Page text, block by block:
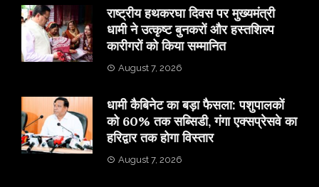
राष्ट्रीय हथकरघा दिवस पर मुख्यमंत्री
धामी ने उत्कृष्ट बुनकरों और हस्तशिल्प
कारीगरों को किया सम्मानित
August 7, 2026
​धामी कैबिनेट का बड़ा फैसला: पशुपालकों
को 60% तक सब्सिडी, गंगा एक्सप्रेसवे का
हरिद्वार तक होगा विस्तार
August 7, 2026